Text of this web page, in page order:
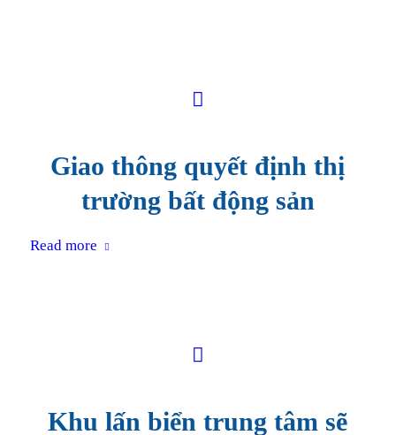
Giao thông quyết định thị
trường bất động sản
Read more
Khu lấn biển trung tâm sẽ